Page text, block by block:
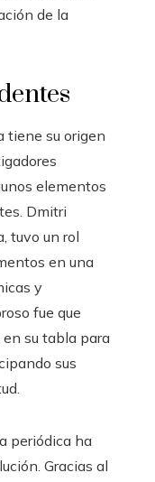
de la
tiene su origen
elementos
Dmitri
tuvo un rol
en una
y
fue que
su tabla para
sus
periódica ha
Gracias al